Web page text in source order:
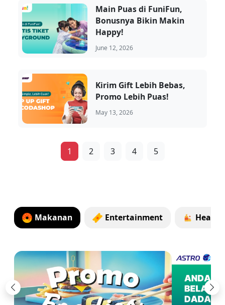
Main Puas di FuniFun,
Bonusnya Bikin Makin
Happy!
June 12, 2026
Kirim Gift Lebih Bebas,
Promo Lebih Puas!
May 13, 2026
1 2 3 4 5
Makanan Entertainment Health
Previous